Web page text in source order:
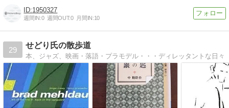
1950327
週間IN:0 週間OUT:0 月間IN:10
29
せどり氏の散歩道
本、ジャズ、映画・落語・プラモデル・・・ディレッタントな日々